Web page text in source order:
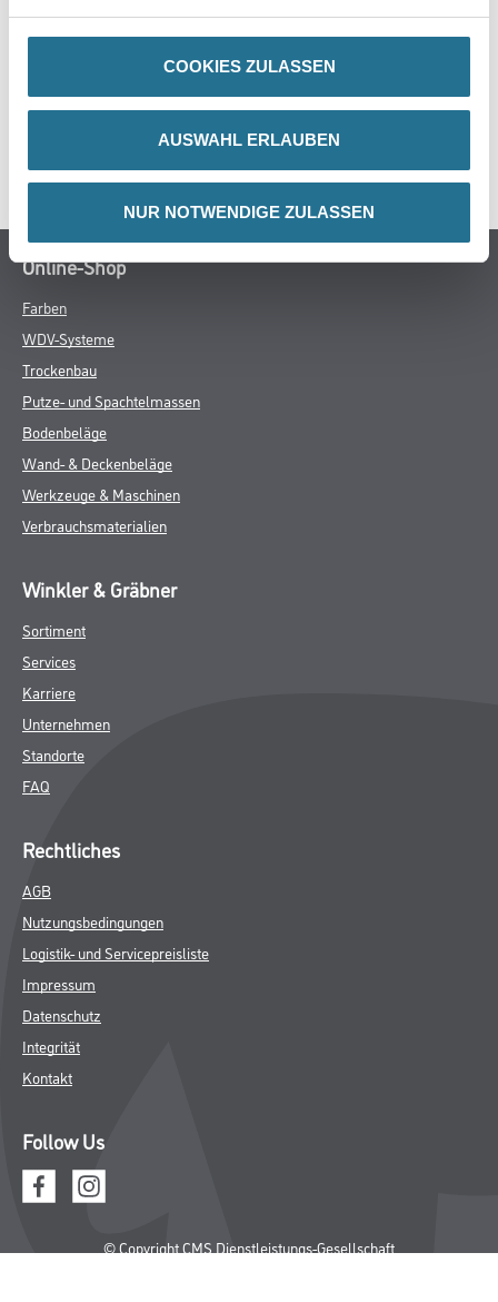
COOKIES ZULASSEN
AUSWAHL ERLAUBEN
NUR NOTWENDIGE ZULASSEN
GEFAHRENHINWEISE
SPEZIFIKATIONEN
Online-Shop
Farben
WDV-Systeme
Trockenbau
Putze- und Spachtelmassen
Bodenbeläge
Wand- & Deckenbeläge
Werkzeuge & Maschinen
Verbrauchsmaterialien
Winkler & Gräbner
Sortiment
Services
Karriere
Unternehmen
Standorte
FAQ
Rechtliches
AGB
Nutzungsbedingungen
Logistik- und Servicepreisliste
Impressum
Datenschutz
Integrität
Kontakt
Follow Us
© Copyright CMS Dienstleistungs-Gesellschaft